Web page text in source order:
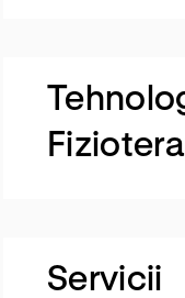
Servicii